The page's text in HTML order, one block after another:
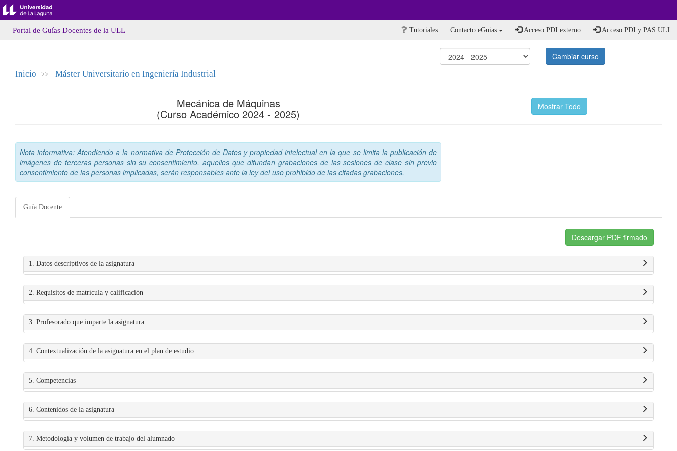
Portal de Guías Docentes de la ULL Tutoriales Contacto eGuias Acceso PDI externo Acceso PDI y PAS ULL
Cambiar curso
Inicio >> Máster Universitario en Ingeniería Industrial
Mecánica de Máquinas
(Curso Académico 2024 - 2025)
Mostrar Todo
Nota informativa: Atendiendo a la normativa de Protección de Datos y propiedad intelectual en la que se limita la publicación de
imágenes de terceras personas sin su consentimiento, aquellos que difundan grabaciones de las sesiones de clase sin previo
consentimiento de las personas implicadas, serán responsables ante la ley del uso prohibido de las citadas grabaciones.
Guía Docente
Descargar PDF firmado
1. Datos descriptivos de la asignatura
2. Requisitos de matrícula y calificación
3. Profesorado que imparte la asignatura
4. Contextualización de la asignatura en el plan de estudio
5. Competencias
6. Contenidos de la asignatura
7. Metodología y volumen de trabajo del alumnado